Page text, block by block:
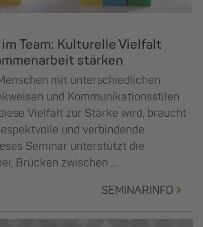
Team: Kulturelle Vielfalt
stärken
mit unterschiedlichen
und Kommunikationsstilen
Vielfalt zur Stärke wird, braucht
und verbindende
Seminar unterstützt die
Brücken zwischen ...
SEMINARINFO